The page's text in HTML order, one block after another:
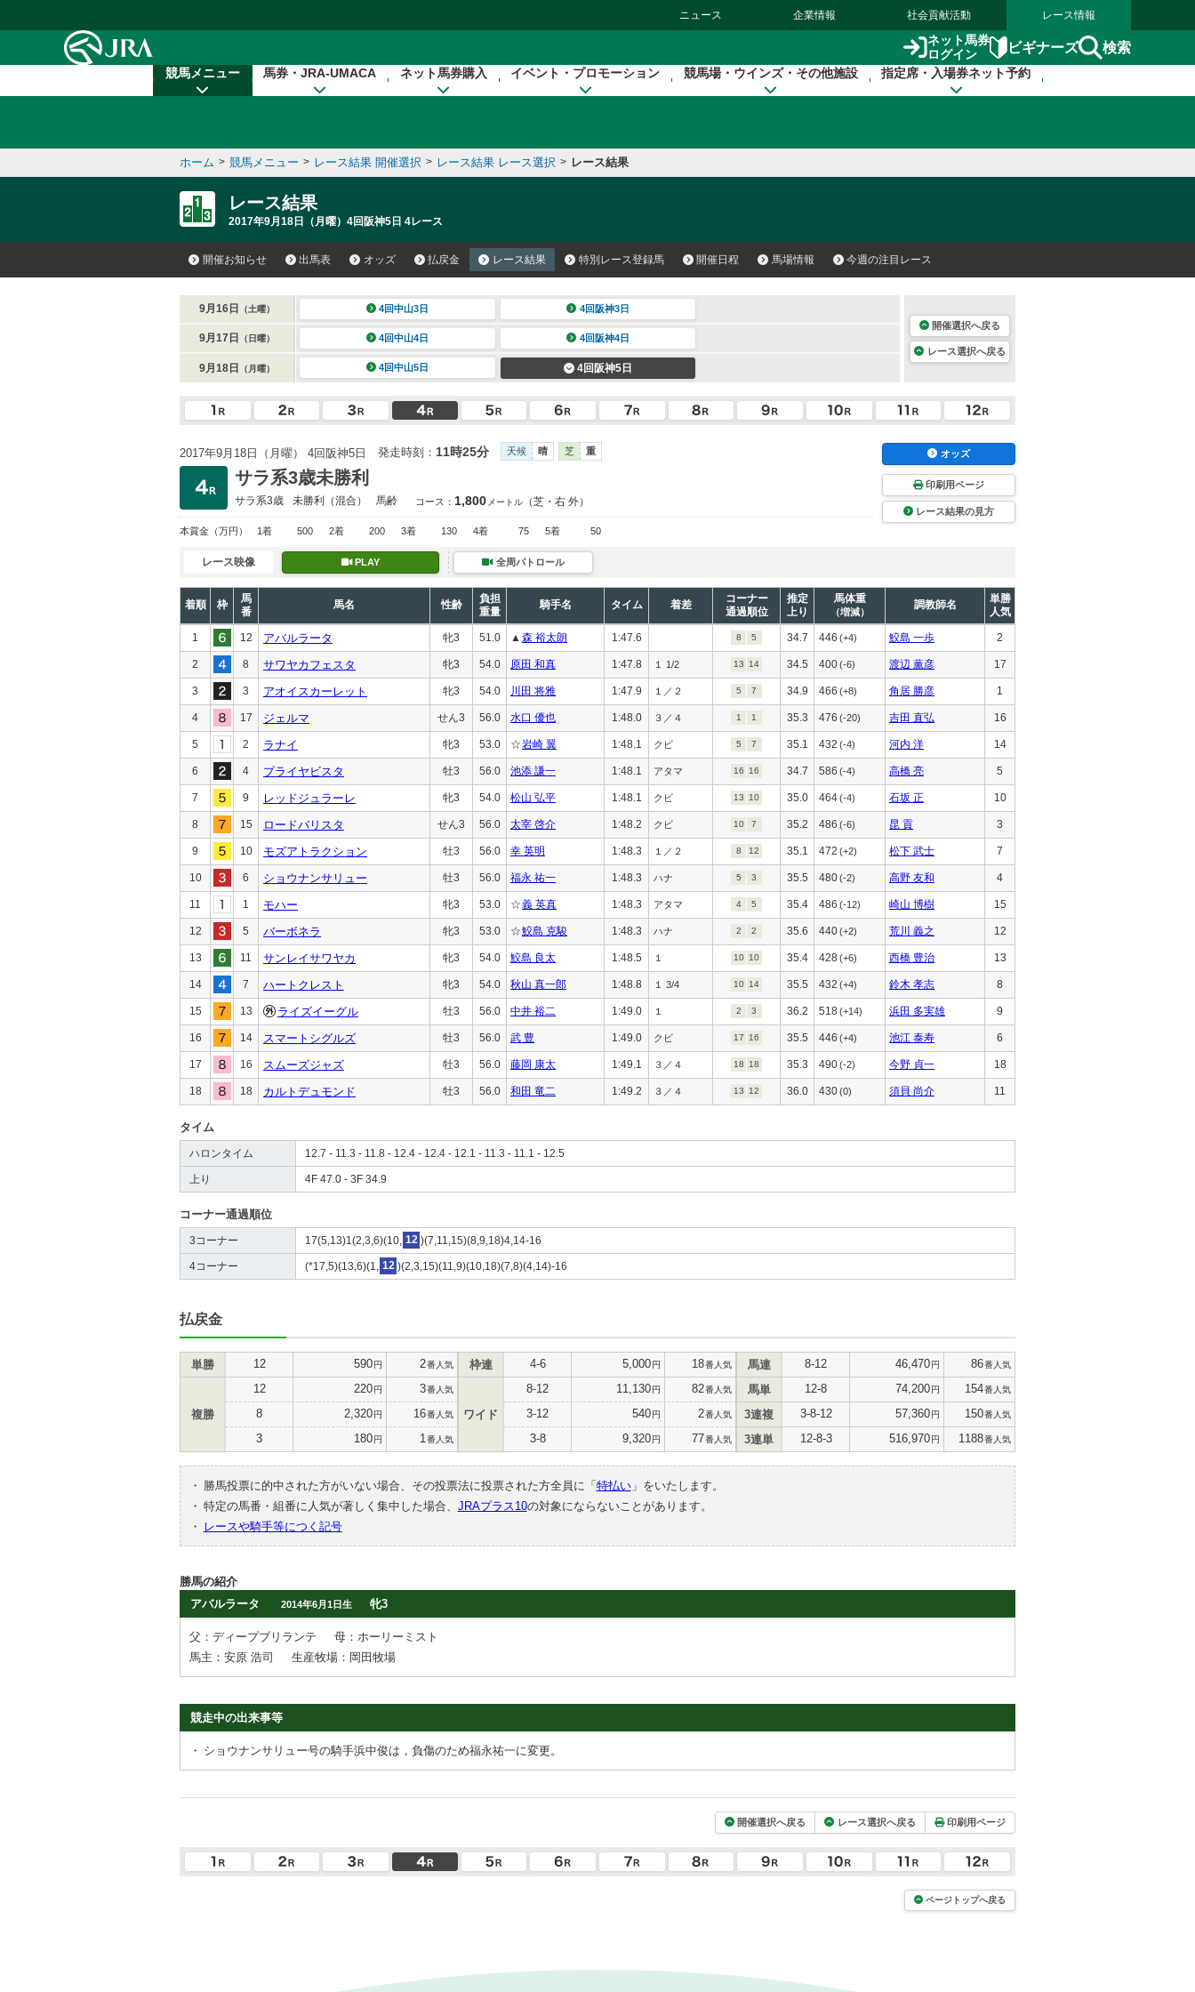
ニュース 企業情報 社会貢献活動 レース情報
ネット馬券
ログイン
ビギナーズ 検索
競馬メニュー 馬券・JRA-UMACA ネット馬券購入 イベント・プロモーション 競馬場・ウインズ・その他施設 指定席・入場券ネット予約
ホーム > 競馬メニュー > レース結果 開催選択 > レース結果 レース選択 > レース結果
レース結果
2017年9月18日（月曜）4回阪神5日 4レース
開催お知らせ 出馬表 オッズ 払戻金 レース結果 特別レース登録馬 開催日程 馬場情報 今週の注目レース
9月16日 （土曜） 4回中山3日 4回阪神3日
9月17日 （日曜） 4回中山4日 4回阪神4日
9月18日 （月曜） 4回中山5日 4回阪神5日
開催選択へ戻る
レース選択へ戻る
2017年9月18日（月曜） 4回阪神5日 発走時刻： 11時25分 天候 晴 芝 重
サラ系3歳未勝利
サラ系3歳 未勝利 （混合） 馬齢 コース： 1,800 メートル （芝・右 外）
本賞金 （万円） 1着 500 2着 200 3着 130 4着 75 5着 50
オッズ
印刷用ページ
レース結果の見方
レース映像 PLAY 全周パトロール
着順 枠
馬
番
馬名 性齢
負担
重量
騎手名 タイム 着差
コーナー
通過順位
推定
上り
馬体重
（増減）
調教師名
単勝
人気
1 12 アバルラータ 牝3 51.0 ▲ 森 裕太朗 1:47.6 8 5 34.7 446 (+4) 鮫島 一歩 2
2 8 サワヤカフェスタ 牝3 54.0 原田 和真 1:47.8 １ 1/2 13 14 34.5 400(-6) 渡辺 薫彦 17
3 3 アオイスカーレット 牝3 54.0 川田 将雅 1:47.9 １／２ 5 7 34.9 466 (+8) 角居 勝彦 1
4 17 ジェルマ せん3 56.0 水口 優也 1:48.0 ３／４ 1 1 35.3 476 (-20) 吉田 直弘 16
5 2 ラナイ 牝3 53.0 ☆岩崎 翼 1:48.1 クビ 5 7 35.1 432 (-4) 河内 洋 14
6 4 プライヤビスタ 牡3 56.0 池添 謙一 1:48.1 アタマ 16 16 34.7 586 (-4) 高橋 亮 5
7 9 レッドジュラーレ 牝3 54.0 松山 弘平 1:48.1 クビ 13 10 35.0 464(-4) 石坂 正 10
8 15 ロードバリスタ せん3 56.0 太宰 啓介 1:48.2 クビ 10 7 35.2 486 (-6) 昆 貢 3
9 10 モズアトラクション 牡3 56.0 幸 英明 1:48.3 １／２ 8 12 35.1 472 (+2) 松下 武士 7
10 6 ショウナンサリュー 牡3 56.0 福永 祐一 1:48.3 ハナ 5 3 35.5 480(-2) 高野 友和 4
11 1 モハー 牝3 53.0 ☆義 英真 1:48.3 アタマ 4 5 35.4 486 (-12) 崎山 博樹 15
12 5 バーボネラ 牝3 53.0 ☆鮫島 克駿 1:48.3 ハナ 2 2 35.6 440(+2) 荒川 義之 12
13 11 サンレイサワヤカ 牝3 54.0 鮫島 良太 1:48.5 １ 10 10 35.4 428(+6) 西橋 豊治 13
14 7 ハートクレスト 牝3 54.0 秋山 真一郎 1:48.8 １ 3/4 10 14 35.5 432 (+4) 鈴木 孝志 8
15 13 ライズイーグル 牡3 56.0 中井 裕二 1:49.0 １ 2 3 36.2 518(+14) 浜田 多実雄 9
16 14 スマートシグルズ 牡3 56.0 武 豊 1:49.0 クビ 17 16 35.5 446 (+4) 池江 泰寿 6
17 16 スムーズジャズ 牡3 56.0 藤岡 康太 1:49.1 ３／４ 18 18 35.3 490(-2) 今野 貞一 18
18 18 カルトデュモンド 牡3 56.0 和田 竜二 1:49.2 ３／４ 13 12 36.0 430(0) 須貝 尚介 11
タイム
ハロンタイム 12.7 - 11.3 - 11.8 - 12.4 - 12.4 - 12.1 - 11.3 - 11.1 - 12.5
上り 4F 47.0 - 3F 34.9
コーナー通過順位
3コーナー 17(5,13)1(2,3,6)(10, 12 )(7,11,15)(8,9,18)4,14-16
4コーナー (*17,5)(13,6)(1, 12 )(2,3,15)(11,9)(10,18)(7,8)(4,14)-16
払戻金
単勝 12 590円 2番人気
複勝
12 220円 3番人気
8 2,320円 16番人気
3 180円 1 番人気
枠連 4-6 5,000円 18番人気
ワイド
8-12 11,130円 82番人気
3-12 540円 2番人気
3-8 9,320円 77番人気
馬連 8-12 46,470円 86番人気
馬単 12-8 74,200円 154番人気
3連複 3-8-12 57,360円 150番人気
3連単 12-8-3 516,970円 1188番人気
・ 勝馬投票に的中された方がいない場合、その投票法に投票された方全員に「 特払い」をいたします。
・ 特定の馬番・組番に人気が著しく集中した場合、 JRAプラス10の対象にならないことがあります。
・
レースや騎手等につく記号
勝馬の紹介
アバルラータ
2014年6月1日生 牝3
父：ディープブリランテ
母：ホーリーミスト
馬主：安原 浩司
生産牧場：岡田牧場
競走中の出来事等
・ ショウナンサリュー号の騎手浜中俊は，負傷のため福永祐一に変更。
開催選択へ戻る レース選択へ戻る 印刷用ページ
ページトップへ戻る